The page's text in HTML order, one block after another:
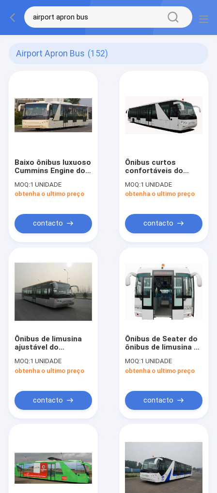
Airport Apron Bus (152)
Baixo ônibus luxuoso
Cummins Engine do
de transfer do
aeroporto do
MOQ:1 UNIDADE
obtenha o ultimo preço
contacto
Ônibus curtos
confortáveis do
de transfer do
aeroporto do raio da
MOQ:1 UNIDADE
obtenha o ultimo preço
contacto
Ônibus de limusina
ajustável do
Seater, baixo ônibus
Aero do corpo de aço
MOQ:1 UNIDADE
obtenha o ultimo preço
contacto
Ônibus de Seater do
ônibus de limusina 13
condicionamento de
ar de THERMOKING
MOQ:1 UNIDADE
obtenha o ultimo preço
contacto